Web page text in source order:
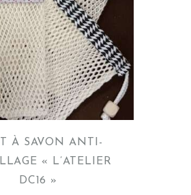
À SAVON ANTI-
« L’ATELIER
DC16 »